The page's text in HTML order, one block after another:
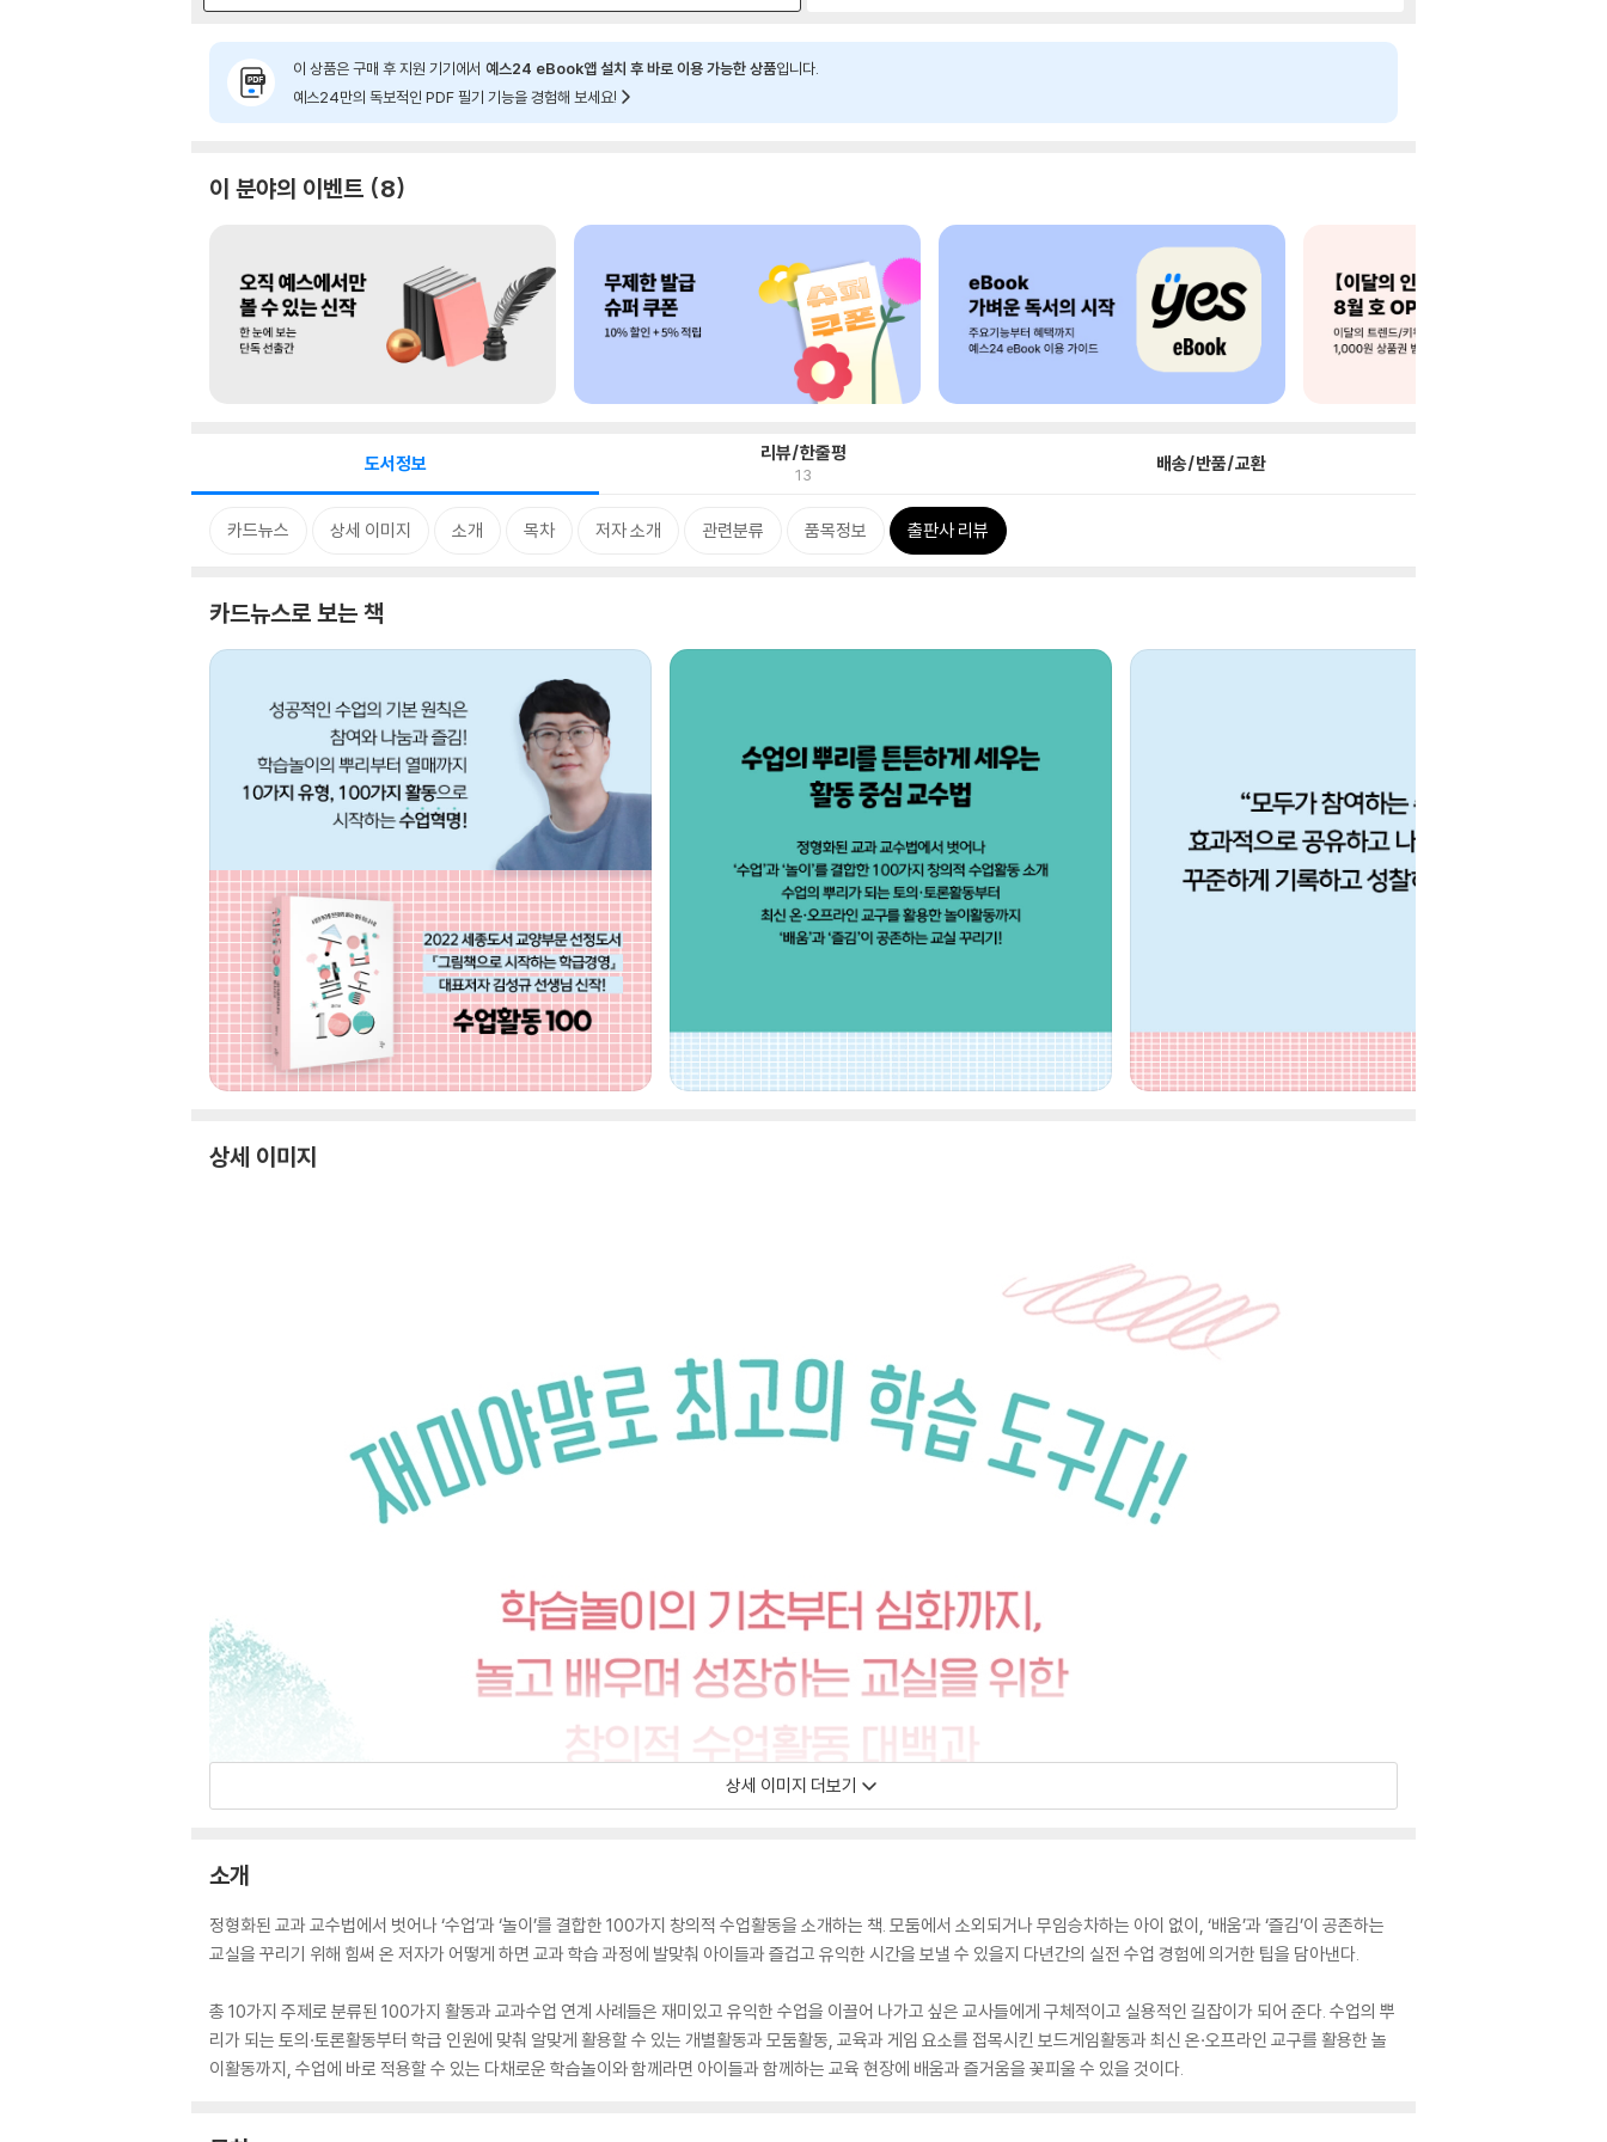
이 상품은 구매 후 지원 기기에서 예스24 eBook앱 설치 후 바로 이용 가능한 상품입니다.
예스24만의 독보적인 PDF 필기 기능을 경험해 보세요!
이 분야의 이벤트 8
도서정보 리뷰/한줄평
13 배송/반품/교환
카드뉴스 상세 이미지 소개 목차 저자 소개 관련분류 품목정보 출판사 리뷰
카드뉴스로 보는 책
상세 이미지
상세 이미지 더보기
소개
정형화된 교과 교수법에서 벗어나 ‘수업’과 ‘놀이’를 결합한 100가지 창의적 수업활동을 소개하는 책. 모둠에서 소외되거나 무임승차하는 아이 없이, ‘배움’과 ‘즐김’이 공존하는
교실을 꾸리기 위해 힘써 온 저자가 어떻게 하면 교과 학습 과정에 발맞춰 아이들과 즐겁고 유익한 시간을 보낼 수 있을지 다년간의 실전 수업 경험에 의거한 팁을 담아낸다.
총 10가지 주제로 분류된 100가지 활동과 교과수업 연계 사례들은 재미있고 유익한 수업을 이끌어 나가고 싶은 교사들에게 구체적이고 실용적인 길잡이가 되어 준다. 수업의 뿌
리가 되는 토의·토론활동부터 학급 인원에 맞춰 알맞게 활용할 수 있는 개별활동과 모둠활동, 교육과 게임 요소를 접목시킨 보드게임활동과 최신 온·오프라인 교구를 활용한 놀
이활동까지, 수업에 바로 적용할 수 있는 다채로운 학습놀이와 함께라면 아이들과 함께하는 교육 현장에 배움과 즐거움을 꽃피울 수 있을 것이다.